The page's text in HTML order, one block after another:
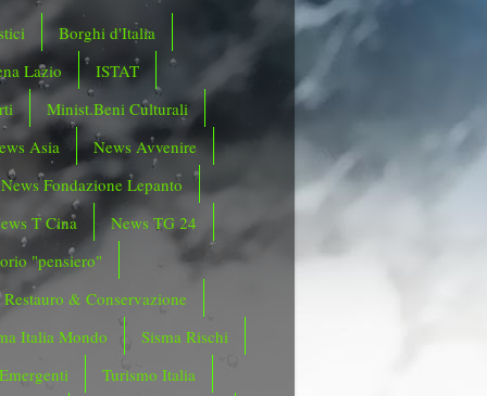
Borghi d'Italia
Lazio
ISTAT
Minist.Beni Culturali
Asia
News Avvenire
News Fondazione Lepanto
T Cina
News TG 24
"pensiero"
Restauro & Conservazione
Italia Mondo
Sisma Rischi
Turismo Italia